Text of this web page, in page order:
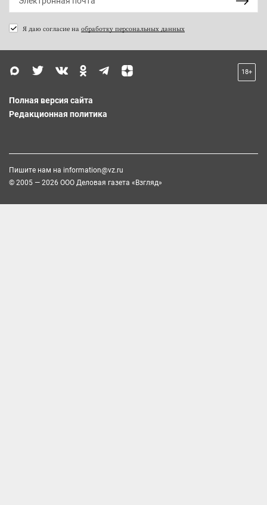
Я даю согласие на обработку персональных данных
18+
Полная версия сайта
Редакционная политика
Пишите нам на information@vz.ru
© 2005 — 2026 ООО Деловая газета «Взгляд»